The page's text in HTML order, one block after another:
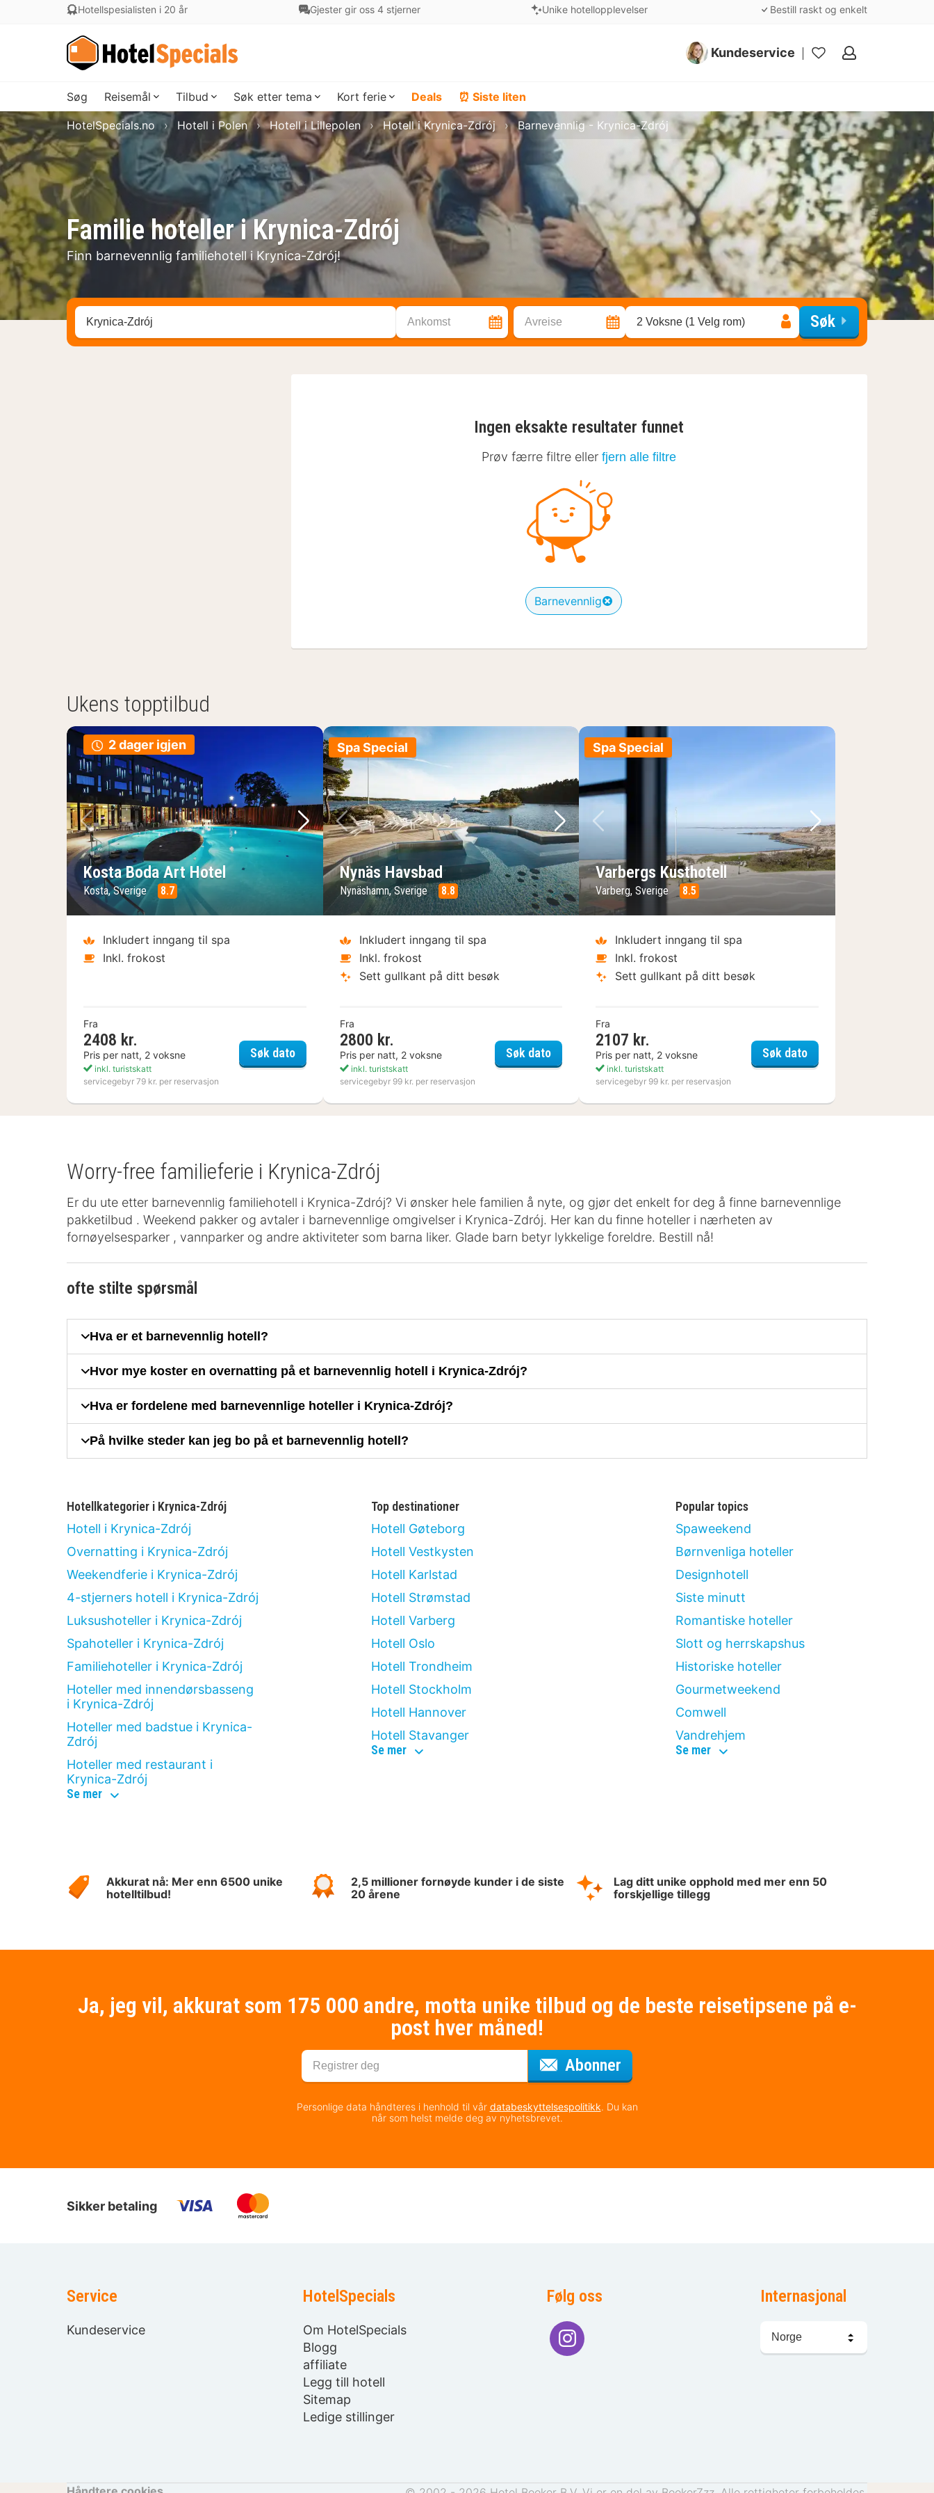
Hotellspesialisten i 20 år Gjester gir oss 4 stjerner Unike hotellopplevelser Bestill raskt og enkelt
Kundeservice
Mine
Søg Reisemål Tilbud Søk etter tema Kort ferie Deals ⏰ Siste liten
Familie hoteller i Krynica-Zdrój
Finn barnevennlig familiehotell i Krynica-Zdrój!
HotelSpecials.no Hotell i Polen Hotell i Lillepolen Hotell i Krynica-Zdrój Barnevennlig - Krynica-Zdrój
Søk hotell, region eller by Ankomst Avreise 2 Voksne (1 Velg rom) Søk
Ingen eksakte resultater funnet
Prøv færre filtre ellerfjern alle filtre
Barnevennlig
Ukens topptilbud
2 dager igjen
Forrige bilde
Neste bilde
Kosta Boda Art Hotel
Kosta, Sverige 8.7
Inkludert inngang til spa
Inkl. frokost
Fra
2408 kr.
Pris per natt, 2 voksne
inkl. turistskatt
servicegebyr 79 kr. per reservasjon
Søk datoKosta Boda Art Hotel
Spa Special
Forrige bilde
Neste bilde
Nynäs Havsbad
Nynäshamn, Sverige 8.8
Inkludert inngang til spa
Inkl. frokost
Sett gullkant på ditt besøk
Fra
2800 kr.
Pris per natt, 2 voksne
inkl. turistskatt
servicegebyr 99 kr. per reservasjon
Søk datoNynäs Havsbad
Spa Special
Forrige bilde
Neste bilde
Varbergs Kusthotell
Varberg, Sverige 8.5
Inkludert inngang til spa
Inkl. frokost
Sett gullkant på ditt besøk
Fra
2107 kr.
Pris per natt, 2 voksne
inkl. turistskatt
servicegebyr 99 kr. per reservasjon
Søk datoVarbergs Kusthotell
Worry-free familieferie i Krynica-Zdrój
Er du ute etter barnevennlig familiehotell i Krynica-Zdrój? Vi ønsker hele familien å nyte, og gjør det enkelt for deg å finne barnevennlige
pakketilbud . Weekend pakker og avtaler i barnevennlige omgivelser i Krynica-Zdrój. Her kan du finne hoteller i nærheten av
fornøyelsesparker , vannparker og andre aktiviteter som barna liker. Glade barn betyr lykkelige foreldre. Bestill nå!
ofte stilte spørsmål
Hva er et barnevennlig hotell?
Hvor mye koster en overnatting på et barnevennlig hotell i Krynica-Zdrój?
Hva er fordelene med barnevennlige hoteller i Krynica-Zdrój?
På hvilke steder kan jeg bo på et barnevennlig hotell?
Hotellkategorier i Krynica-Zdrój
Hotell i Krynica-Zdrój
Overnatting i Krynica-Zdrój
Weekendferie i Krynica-Zdrój
4-stjerners hotell i Krynica-Zdrój
Luksushoteller i Krynica-Zdrój
Spahoteller i Krynica-Zdrój
Familiehoteller i Krynica-Zdrój
Hoteller med innendørsbasseng
i Krynica-Zdrój
Hoteller med badstue i Krynica-
Zdrój
Hoteller med restaurant i
Krynica-Zdrój
Se merhotellkategorier
Top destinationer
Hotell Gøteborg
Hotell Vestkysten
Hotell Karlstad
Hotell Strømstad
Hotell Varberg
Hotell Oslo
Hotell Trondheim
Hotell Stockholm
Hotell Hannover
Hotell Stavanger
Se mertop
Popular topics
Spaweekend
Børnvenliga hoteller
Designhotell
Siste minutt
Romantiske hoteller
Slott og herrskapshus
Historiske hoteller
Gourmetweekend
Comwell
Vandrehjem
Se merpopular
Akkurat nå: Mer enn 6500 unike
hotelltilbud!
2,5 millioner fornøyde kunder i de siste
20 årene
Lag ditt unike opphold med mer enn 50
forskjellige tillegg
Ja, jeg vil, akkurat som 175 000 andre, motta unike tilbud og de beste reisetipsene på e-
post hver måned!
Abonner
Personlige data håndteres i henhold til vår databeskyttelsespolitikk. Du kan
når som helst melde deg av nyhetsbrevet.
Sikker betaling
Service
Kundeservice
HotelSpecials
Om HotelSpecials
Blogg
affiliate
Legg till hotell
Sitemap
Ledige stillinger
Følg oss Internasjonal
Språkvalg